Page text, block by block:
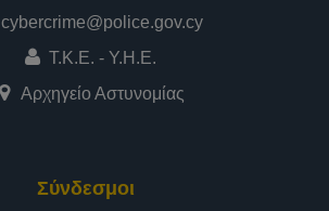
cybercrime@police.gov.cy
Τ.Κ.Ε. - Υ.Η.Ε.
Αρχηγείο Αστυνομίας
Σύνδεσμοι